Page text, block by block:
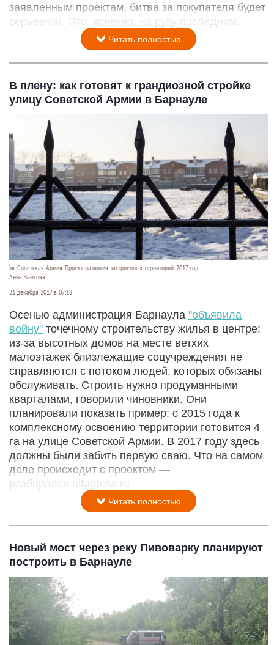
заявленным проектам, битва за покупателя будет
серьезной. Это, конечно, на руку последним.
Читать полностью
В плену: как готовят к грандиозной стройке
улицу Советской Армии в Барнауле
Ул. Советская Армия. Проект развития застроенных территорий. 2017 год.
Анна Зайкова
21 декабря 2017 в 07:18
Осенью администрация Барнаула "объявила
войну" точечному строительству жилья в центре:
из-за высотных домов на месте ветхих
малоэтажек близлежащие соцучреждения не
справляются с потоком людей, которых обязаны
обслуживать. Строить нужно продуманными
кварталами, говорили чиновники. Они
планировали показать пример: с 2015 года к
комплексному освоению территории готовится 4
га на улице Советской Армии. В 2017 году здесь
должны были забить первую сваю. Что на самом
деле происходит с проектом —
разбирался altapress.ru.
Читать полностью
Новый мост через реку Пивоварку планируют
построить в Барнауле